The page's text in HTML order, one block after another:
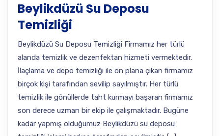
Beylikdüzü Su Deposu
Temizliği
Beylikdüzü Su Deposu Temizliği Firmamız her türlü
alanda temizlik ve dezenfektan hizmeti vermektedir.
İlaçlama ve depo temizliği ile ön plana çıkan firmamız
birçok kişi tarafından sevilip sayılmıştır. Her türlü
temizlik ile gönüllerde taht kurmayı başaran firmamız
son derece uzman bir ekip ile çalışmaktadır. Bugüne
kadar yapmış olduğumuz Beylikdüzü su deposu